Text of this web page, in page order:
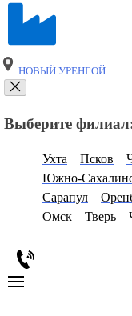
НОВЫЙ УРЕНГОЙ
Выберите
Ухта Псков
Южно-
Сарапул
Омск
Тверь